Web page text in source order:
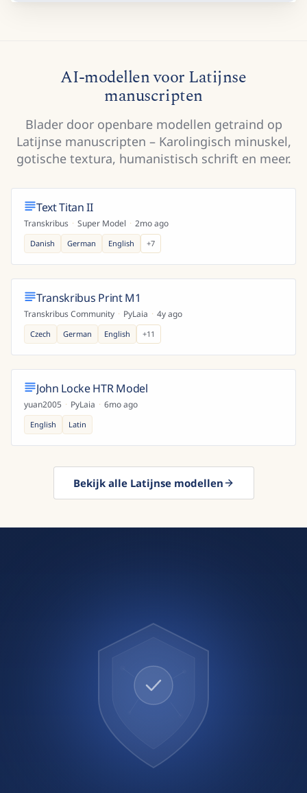
AI-modellen voor Latijnse
manuscripten
Blader door openbare modellen getraind op
Latijnse manuscripten – Karolingisch minuskel,
gotische textura, humanistisch schrift en meer.
Text Titan II
Transkribus · Super Model · 2mo ago
Danish German English +7
Transkribus Print M1
Transkribus Community · PyLaia · 4y ago
Czech German English +11
John Locke HTR Model
yuan2005 · PyLaia · 6mo ago
English Latin
Bekijk alle Latijnse modellen